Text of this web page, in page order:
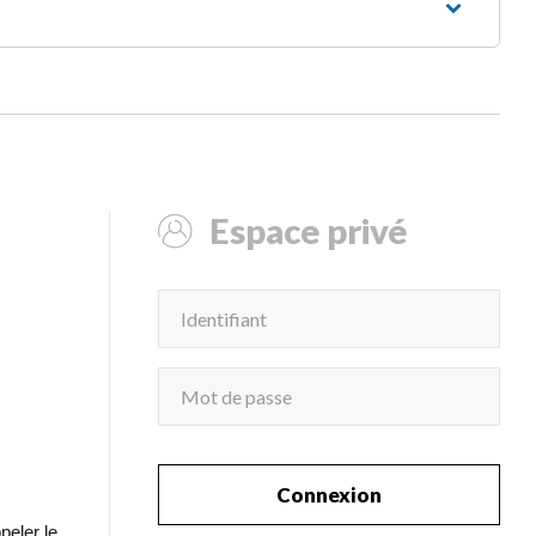
Espace privé
Connexion